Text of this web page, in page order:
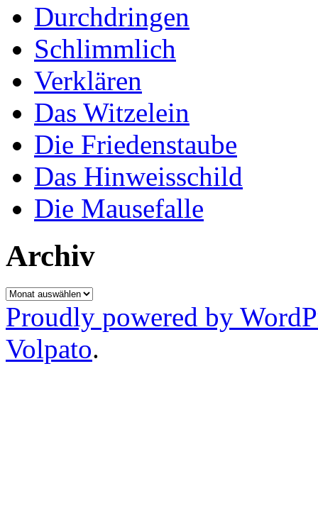
Durchdringen
Schlimmlich
Verklären
Das Witzelein
Die Friedenstaube
Das Hinweisschild
Die Mausefalle
Archiv
Archiv
Proudly powered by
Volpato.